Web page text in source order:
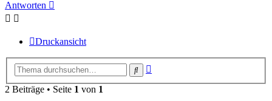
Antworten
Druckansicht
Suche
2 Beiträge • Seite 1 von 1